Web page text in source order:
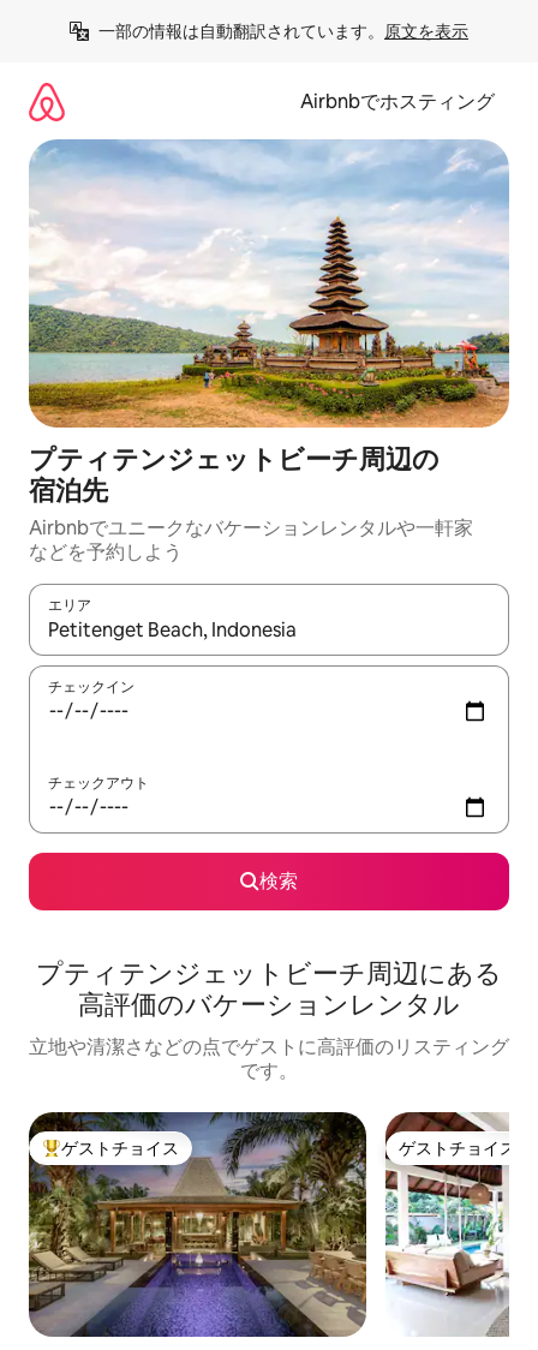
一部の情報は自動翻訳されています。 原文を表示
Airbnbでホスティング
プティテンジェットビーチ⁠周⁠辺⁠の
宿⁠泊⁠先
Airbnbでユニークなバ⁠ケ⁠ー⁠シ⁠ョ⁠ンレ⁠ン⁠タ⁠ルや一⁠軒⁠家
な⁠ど⁠を予⁠約⁠し⁠よ⁠う
エリア
検索結果が表示されたら、上下の矢印キーを使って移動するか
チェックイン
チェックアウト
検索
プティテンジェットビーチ⁠周⁠辺⁠に⁠あ⁠る
高⁠評⁠価⁠のバ⁠ケ⁠ー⁠シ⁠ョ⁠ン⁠レ⁠ン⁠タ⁠ル
立地や清潔さなどの点でゲストに高評価のリスティング
です。
大好評のゲストチョイスです。
ゲストチョイス ゲストチョイス
ゲストチョイス